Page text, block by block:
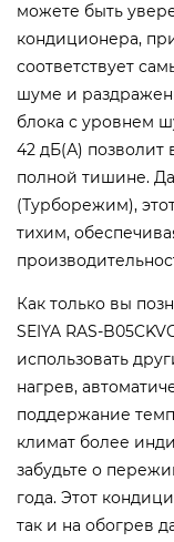
можете быть
кондиционера,
соответствует
шуме и
блока с уровнем
42 дБ(А) позволит
полной тишине.
(Турборежим),
тихим,
Как только вы
SEIYA RAS-
использовать
нагрев,
поддержание
климат более
забудьте о
года. Этот
так и на обогрев